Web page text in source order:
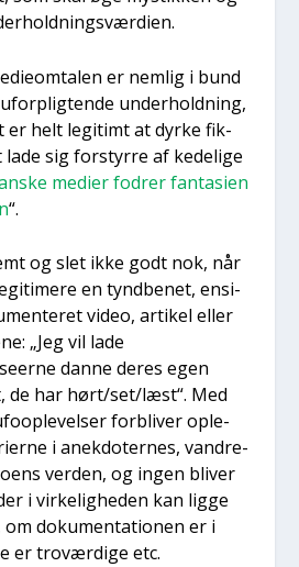
er nem­lig i bund
under­hold­ning,
er helt legi­timt at dyr­ke fik­
sig for­styr­re af kede­li­ge
medi­er fodrer fan­ta­si­en
“.
og slet ikke godt nok, når
en tynd­be­net, ensi­
video, arti­kel eller
„Jeg vil lade
dan­ne deres egen
de har hørt/set/læst“. Med
for­bli­ver ople­
i anek­do­ter­nes, van­dre­
ver­den, og ingen bli­ver
i vir­ke­lig­he­den kan lig­ge
om doku­men­ta­tio­nen er i
er tro­vær­di­ge etc.